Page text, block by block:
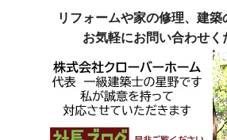
リフォームや家の修理、建築
お気軽にお問い合わせく